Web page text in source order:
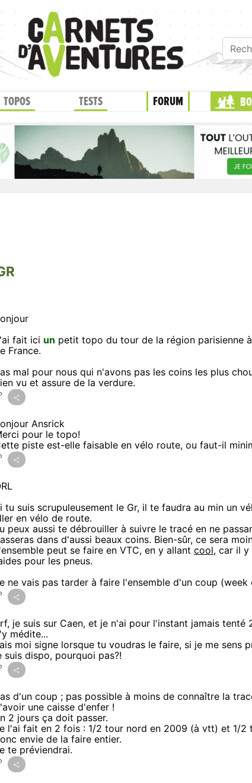
TOPOS TESTS FORUM
fait ici un petit topo du tour de la région parisienne
France.
mal pour nous qui n'avons pas les coins les plus
vu et assure de la verdure.
Ansrick
pour le topo!
piste est-elle faisable en vélo route, ou faut-il
tu suis scrupuleusement le Gr, il te faudra au min un
en vélo de route.
peux aussi te débrouiller à suivre le tracé en ne
dans d'aussi beaux coins. Bien-sûr, ce sera
peut se faire en VTC, en y allant cool, car il
pour les pneus.
ne vais pas tarder à faire l'ensemble d'un coup (week
je suis sur Caen, et je n'ai pour l'instant jamais tenté
médite...
moi signe lorsque tu voudras le faire, si je me sens
suis dispo, pourquoi pas?!
d'un coup ; pas possible à moins de connaître la
une caisse d'enfer !
2 jours ça doit passer.
l'ai fait en 2 fois : 1/2 tour nord en 2009 (à vtt) et 1/2
envie de la faire entier.
te préviendrai.